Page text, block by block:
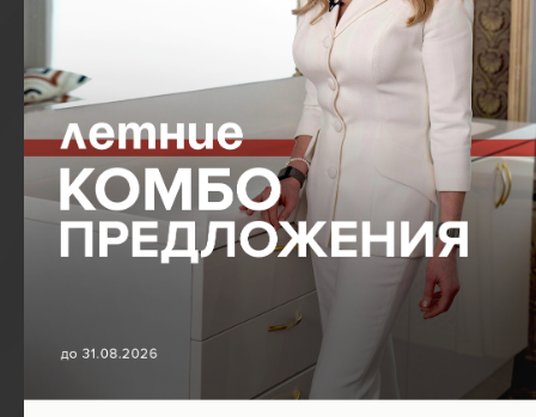
Запишитесь на первичный прием врача
по телефону:
+7 (499) 938-45-75
или отправьте заявку и наш администратор
свяжется с вами
Отправить заявку